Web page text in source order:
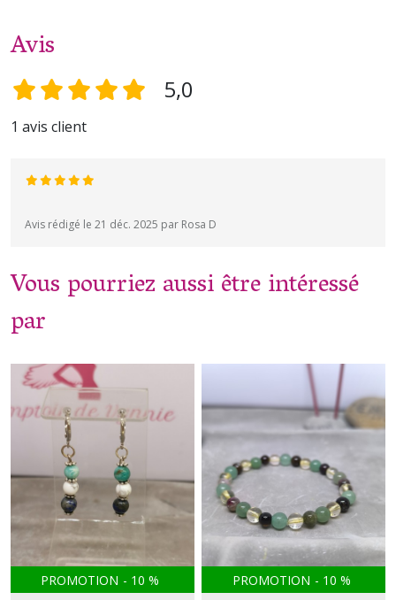
Avis
5,0
1 avis client
Avis rédigé le 21 déc. 2025 par Rosa D
Vous pourriez aussi être intéressé
par
PROMOTION - 10 % PROMOTION - 10 %